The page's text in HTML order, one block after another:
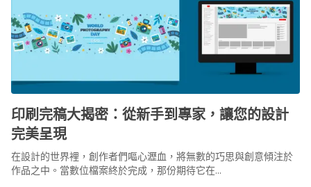
印刷完稿大揭密：從新手到專家，讓您的設計
完美呈現
在設計的世界裡，創作者們嘔心瀝血，將無數的巧思與創意傾注於
作品之中。當數位檔案終於完成，那份期待它在...